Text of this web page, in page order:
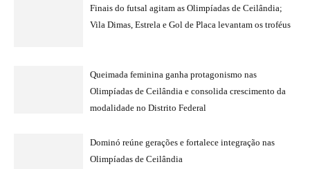
Finais do futsal agitam as Olimpíadas de Ceilândia;
Vila Dimas, Estrela e Gol de Placa levantam os troféus
Queimada feminina ganha protagonismo nas
Olimpíadas de Ceilândia e consolida crescimento da
modalidade no Distrito Federal
Dominó reúne gerações e fortalece integração nas
Olimpíadas de Ceilândia